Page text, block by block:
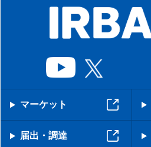
マーケット
届出・調達